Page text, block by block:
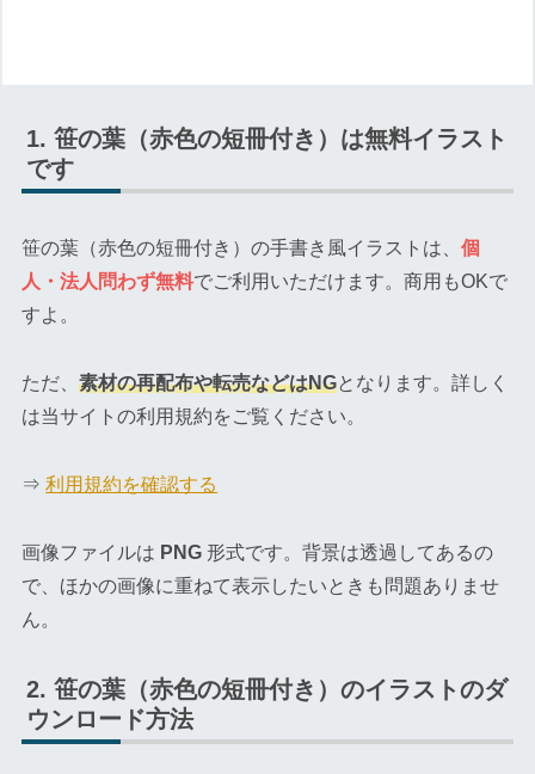
笹の葉（赤色の短冊付き）は無料イラスト
です
笹の葉（赤色の短冊付き）の手書き風イラストは、個
人・法人問わず無料でご利用いただけます。商用もOKで
すよ。
ただ、素材の再配布や転売などはNGとなります。詳しく
は当サイトの利用規約をご覧ください。
⇒利用規約を確認する
画像ファイルは PNG 形式です。背景は透過してあるの
で、ほかの画像に重ねて表示したいときも問題ありませ
ん。
笹の葉（赤色の短冊付き）のイラストのダ
ウンロード方法